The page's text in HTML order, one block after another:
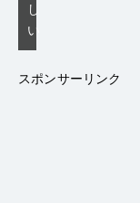
し
い
スポンサーリンク